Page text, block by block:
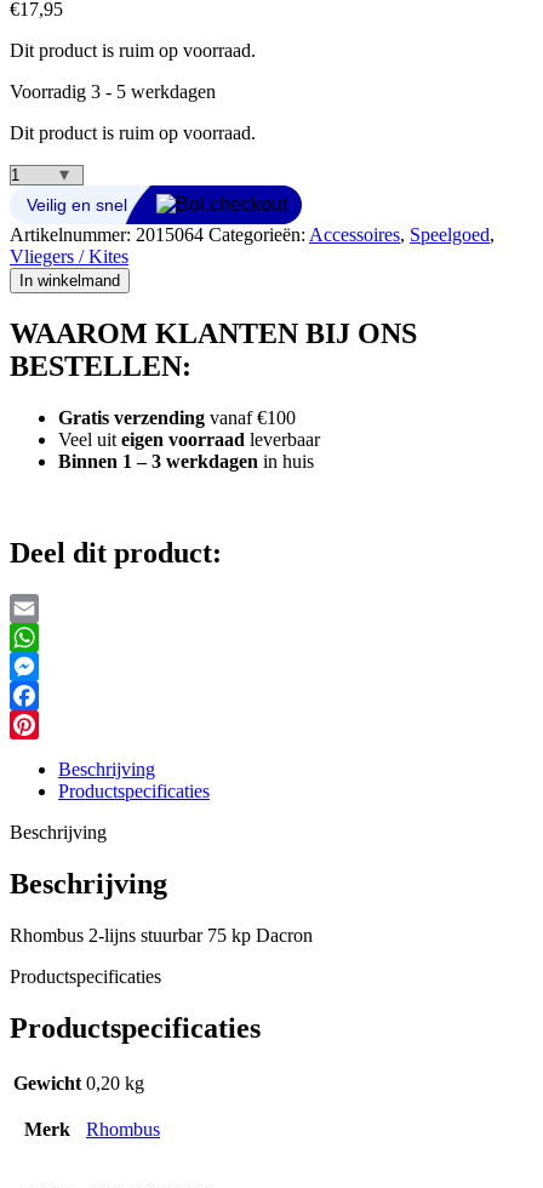
€17,95
Dit product is ruim op voorraad.
Voorradig 3 - 5 werkdagen
Dit product is ruim op voorraad.
Rhombus
Lijns
Stuurbar
75
kp
aantal
Artikelnummer: 2015064 Categorieën: Accessoires, Speelgoed,
Vliegers / Kites
In winkelmand
WAAROM KLANTEN BIJ ONS
BESTELLEN:
Gratis verzending vanaf €100
Veel uit eigen voorraad leverbaar
Binnen 1 – 3 werkdagen in huis
Deel dit product:
Email
WhatsApp
Messenger
Facebook
Beschrijving
Productspecificaties
Beschrijving
Beschrijving
Rhombus 2-lijns stuurbar 75 kp Dacron
Productspecificaties
Productspecificaties
Gewicht 0,20 kg
Merk Rhombus